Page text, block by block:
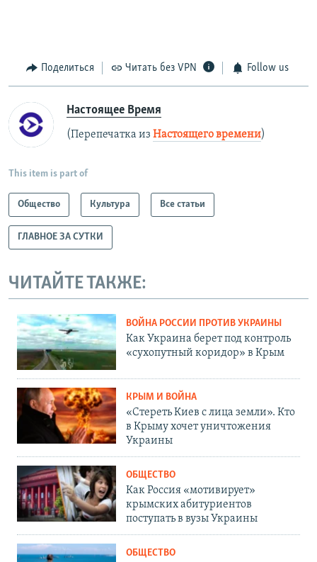
Поделиться Читать без VPN Follow us
Настоящее Время
(Перепечатка из Настоящего времени)
This item is part of
Общество Культура Все статьи
ГЛАВНОЕ ЗА СУТКИ
ЧИТАЙТЕ ТАКЖЕ:
ВОЙНА РОССИИ ПРОТИВ УКРАИНЫ
Как Украина берет под контроль
«сухопутный коридор» в Крым
КРЫМ И ВОЙНА
«Стереть Киев с лица земли». Кто
в Крыму хочет уничтожения
Украины
ОБЩЕСТВО
Как Россия «мотивирует»
крымских абитуриентов
поступать в вузы Украины
ОБЩЕСТВО